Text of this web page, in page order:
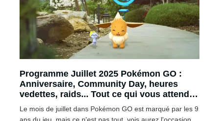
Programme Juillet 2025 Pokémon GO :
Anniversaire, Community Day, heures
vedettes, raids... Tout ce qui vous attend
pour les 9 ans du jeu !
Le mois de juillet dans Pokémon GO est marqué par les 9